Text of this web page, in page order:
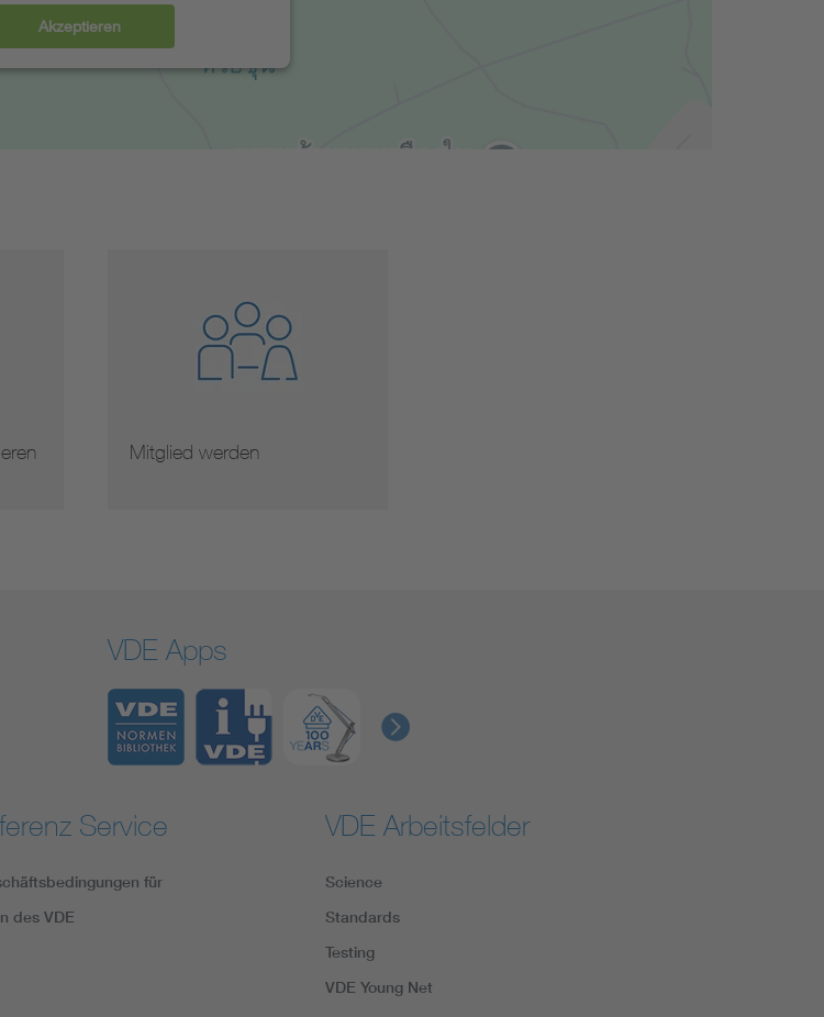
Akzeptieren
Mitglied werden
VDE Apps
Service
für
des VDE
VDE Arbeitsfelder
Science
Standards
Testing
VDE Young Net